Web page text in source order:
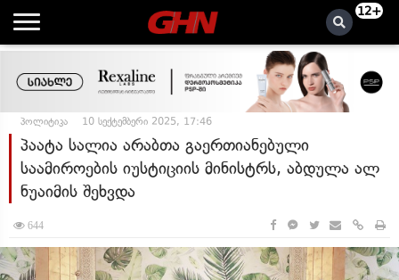
12+
პოლიტიკა 10 სექტემბერი 2025, 17:46
პაატა სალია არაბთა გაერთიანებული
საამიროების იუსტიციის მინისტრს, აბდულა ალ
ნუაიმის შეხვდა
644